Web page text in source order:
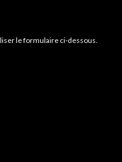
le formulaire ci-dessous.